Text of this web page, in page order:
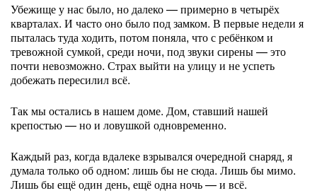
Убежище у нас было, но далеко — примерно в четырёх
кварталах. И часто оно было под замком. В первые недели я
пыталась туда ходить, потом поняла, что с ребёнком и
тревожной сумкой, среди ночи, под звуки сирены — это
почти невозможно. Страх выйти на улицу и не успеть
добежать пересилил всё.
Так мы остались в нашем доме. Дом, ставший нашей
крепостью — но и ловушкой одновременно.
Каждый раз, когда вдалеке взрывался очередной снаряд, я
думала только об одном: лишь бы не сюда. Лишь бы мимо.
Лишь бы ещё один день, ещё одна ночь — и всё.